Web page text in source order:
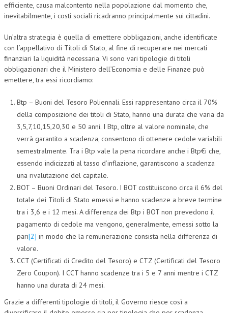
efficiente, causa malcontento nella popolazione dal momento che,
inevitabilmente, i costi sociali ricadranno principalmente sui cittadini.
Un’altra strategia è quella di emettere obbligazioni, anche identificate
con l’appellativo di Titoli di Stato, al fine di recuperare nei mercati
finanziari la liquidità necessaria. Vi sono vari tipologie di titoli
obbligazionari che il Ministero dell’Economia e delle Finanze può
emettere, tra essi ricordiamo:
Btp – Buoni del Tesoro Poliennali. Essi rappresentano circa il 70%
della composizione dei titoli di Stato, hanno una durata che varia da
3,5,7,10,15,20,30 e 50 anni. I Btp, oltre al valore nominale, che
verrà garantito a scadenza, consentono di ottenere cedole variabili
semestralmente. Tra i Btp vale la pena ricordare anche i Btp€i che,
essendo indicizzati al tasso d’inflazione, garantiscono a scadenza
una rivalutazione del capitale.
BOT – Buoni Ordinari del Tesoro. I BOT costituiscono circa il 6% del
totale dei Titoli di Stato emessi e hanno scadenze a breve termine
tra i 3,6 e i 12 mesi. A differenza dei Btp i BOT non prevedono il
pagamento di cedole ma vengono, generalmente, emessi sotto la
pari[2] in modo che la remunerazione consista nella differenza di
valore.
CCT (Certificati di Credito del Tesoro) e CTZ (Certificati del Tesoro
Zero Coupon). I CCT hanno scadenze tra i 5 e 7 anni mentre i CTZ
hanno una durata di 24 mesi.
Grazie a differenti tipologie di titoli, il Governo riesce così a